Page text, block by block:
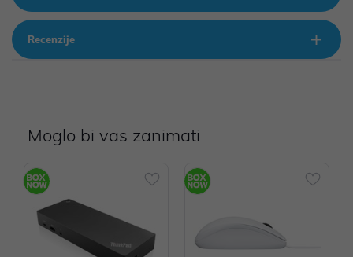
Recenzije
Moglo bi vas zanimati